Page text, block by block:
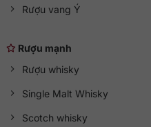
Rượu vang Ý
Rượu mạnh
Rượu whisky
Single Malt Whisky
Scotch whisky